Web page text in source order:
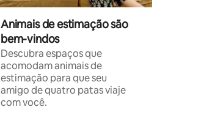
Animais de estimação são
bem-vindos
Descubra espaços que
acomodam animais de
estimação para que seu
amigo de quatro patas viaje
com você.